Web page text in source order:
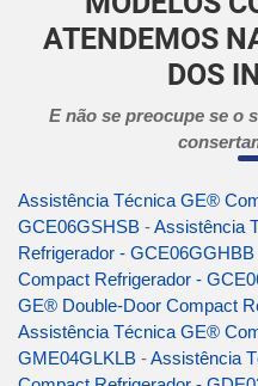
ATENDEMOS
DOS
E não se preocupe se o
Assistência Técnica GE®
GCE06GSHSB -Assistência
Refrigerador - GCE06GGHBB
Compact Refrigerador -
GE® Double-Door Compact
Assistência Técnica GE®
GME04GLKLB -Assistência